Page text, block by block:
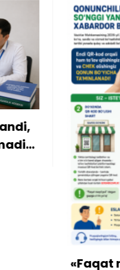
«Faqat